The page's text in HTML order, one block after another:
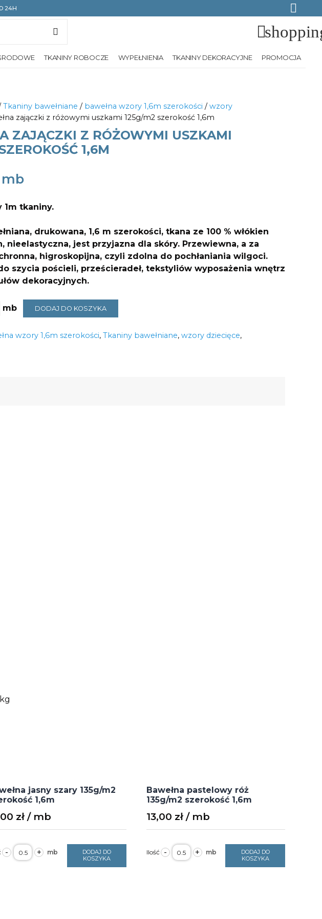
24H
TKANINY ROBOCZE WYPEŁNIENIA TKANINY DEKORACYJNE PROMOCJA
Tkaniny bawełniane / bawełna wzory 1,6m szerokości /wzory
zajączki z różowymi uszkami 125g/m2 szerokość 1,6m
ZAJĄCZKI Z RÓŻOWYMI USZKAMI
1,6M
1m tkaniny.
drukowana, 1,6 m szerokości, tkana ze 100 % włókien
nieelastyczna, jest przyjazna dla skóry. Przewiewna, a za
higroskopijna, czyli zdolna do pochłaniania wilgoci.
szycia pościeli, prześcieradeł, tekstyliów wyposażenia wnętrz
dekoracyjnych.
DODAJ DO KOSZYKA
wzory 1,6m szerokości, Tkaniny bawełniane, wzory dziecięce,
jasny szary 135g/m2
1,6m
zł
- ilość
Bawełna
jasny
+
DODAJ DO
KOSZYKA
Bawełna pastelowy róż
135g/m2 szerokość 1,6m
13,00 zł
- ilość
Bawełna
pastelowy
+
DODAJ DO
KOSZYKA